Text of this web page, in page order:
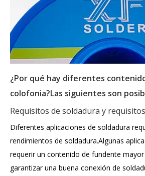
¿Por qué hay diferentes
colofonia?Las siguientes son
Requisitos de soldadura y
Diferentes aplicaciones de soldadura
rendimientos de soldadura.Algunas
requerir un contenido de fundente
garantizar una buena conexión de